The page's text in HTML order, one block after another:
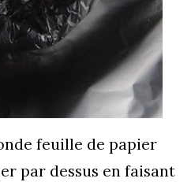
feuille de papier
par dessus en faisant